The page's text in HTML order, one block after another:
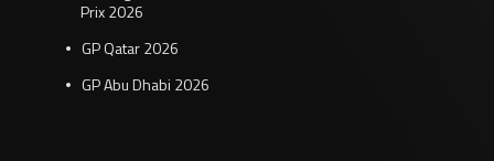
Prix 2026
GP Qatar 2026
GP Abu Dhabi 2026